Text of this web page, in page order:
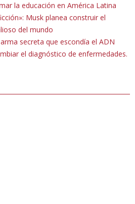
la educación en América Latina
Musk planea construir el
del mundo
secreta que escondía el ADN
el diagnóstico de enfermedades.